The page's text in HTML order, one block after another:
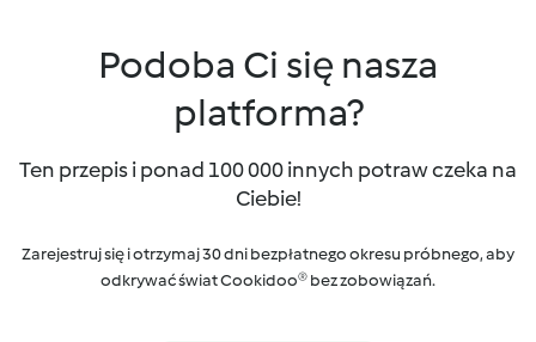
Podoba Ci się nasza
platforma?
Ten przepis i ponad 100 000 innych potraw czeka na
Ciebie!
Zarejestruj się i otrzymaj 30 dni bezpłatnego okresu próbnego, aby
odkrywać świat Cookidoo® bez zobowiązań.